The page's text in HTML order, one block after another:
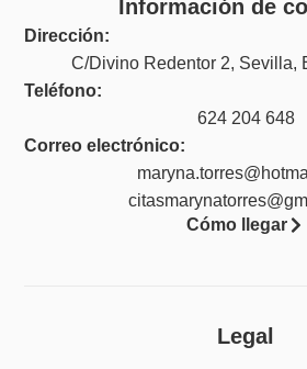
Información de
Dirección:
C/Divino Redentor 2, Sevilla,
Teléfono:
624 204 648
Correo electrónico:
Cómo llegar
Legal